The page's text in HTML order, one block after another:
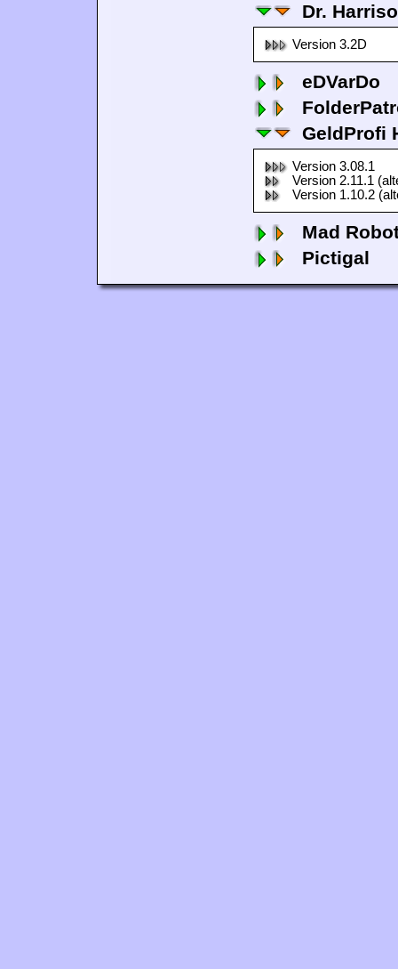
Dr.
Version 3.2D
eDVarDo
GeldProfi
Version 3.08.1
Version 2.11.1
Version 1.10.2
Mad
Pictigal